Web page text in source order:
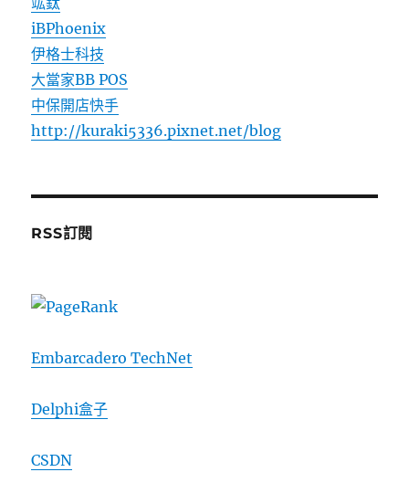
iBPhoenix
伊格士科技
大當家BB POS
中保開店快手
http://kuraki5336.pixnet.net/blog
RSS訂閱
Embarcadero TechNet
Delphi盒子
CSDN